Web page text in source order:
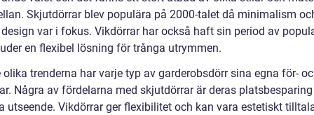
Skjutdörrar blev populära på 2000-talet då minimalism
var i fokus. Vikdörrar har också haft sin period av
en flexibel lösning för trånga utrymmen.
olika trenderna har varje typ av garderobsdörr sina egna för-
Några av fördelarna med skjutdörrar är deras
utseende. Vikdörrar ger flexibilitet och kan vara estetiskt